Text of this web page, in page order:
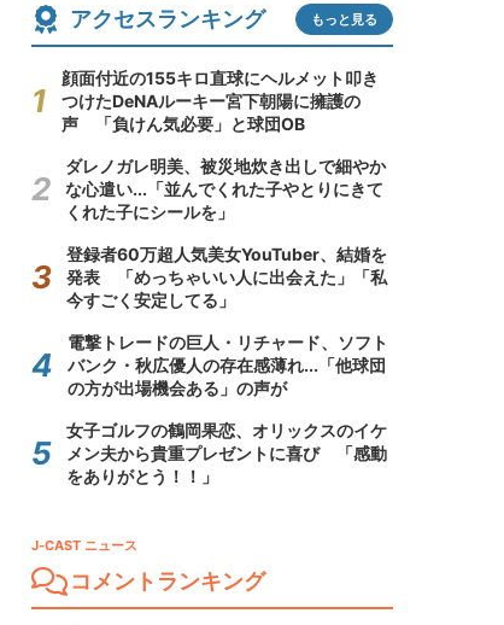
アクセスランキング もっと見る
顔面付近の155キロ直球にヘルメット叩き
つけたDeNAルーキー宮下朝陽に擁護の
声 「負けん気必要」と球団OB
ダレノガレ明美、被災地炊き出しで細やか
な心遣い...「並んでくれた子やとりにきて
くれた子にシールを」
登録者60万超人気美女YouTuber、結婚を
発表 「めっちゃいい人に出会えた」「私
今すごく安定してる」
電撃トレードの巨人・リチャード、ソフト
バンク・秋広優人の存在感薄れ...「他球団
の方が出場機会ある」の声が
女子ゴルフの鶴岡果恋、オリックスのイケ
メン夫から貴重プレゼントに喜び 「感動
をありがとう！！」
J-CAST ニュース
コメントランキング